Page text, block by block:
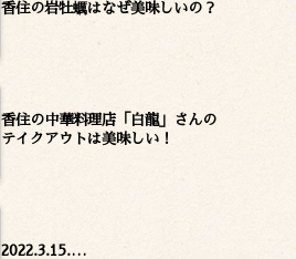
香住の岩牡蠣はなぜ美味しいの？
香住の中華料理店「白龍」さんの
テイクアウトは美味しい！
2022.3.15.…